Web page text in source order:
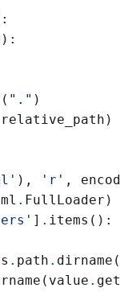
:
) :
( " . " )
relative_path )
' ) , ' r ' ,
. FullLoader )
' ] . items ( ) :
. path . dirname (
( value . get